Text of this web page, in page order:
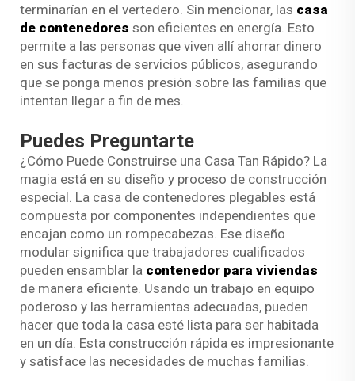
terminarían en el vertedero. Sin mencionar, las casa
de contenedores son eficientes en energía. Esto
permite a las personas que viven allí ahorrar dinero
en sus facturas de servicios públicos, asegurando
que se ponga menos presión sobre las familias que
intentan llegar a fin de mes.
Puedes Preguntarte
¿Cómo Puede Construirse una Casa Tan Rápido? La
magia está en su diseño y proceso de construcción
especial. La casa de contenedores plegables está
compuesta por componentes independientes que
encajan como un rompecabezas. Ese diseño
modular significa que trabajadores cualificados
pueden ensamblar la contenedor para viviendas
de manera eficiente. Usando un trabajo en equipo
poderoso y las herramientas adecuadas, pueden
hacer que toda la casa esté lista para ser habitada
en un día. Esta construcción rápida es impresionante
y satisface las necesidades de muchas familias.